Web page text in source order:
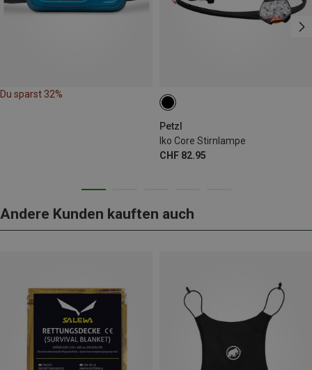
Du sparst 32%
Petzl
Iko Core Stirnlampe
CHF 82.95
Andere Kunden kauften auch